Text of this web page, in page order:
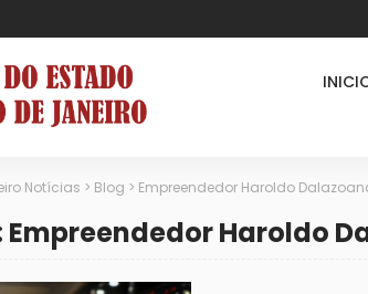
Notícias > Blog > Empreendedor Haroldo
Haroldo